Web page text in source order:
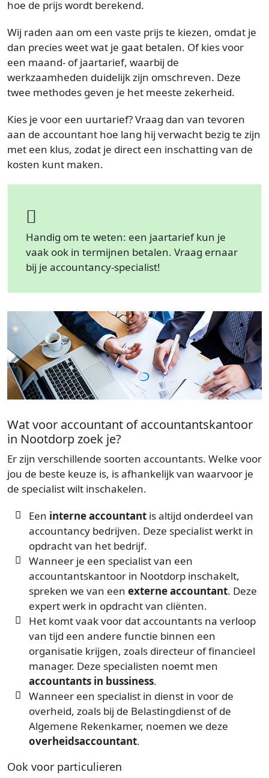
hoe de prijs wordt berekend.
Wij raden aan om een vaste prijs te kiezen, omdat je
dan precies weet wat je gaat betalen. Of kies voor
een maand- of jaartarief, waarbij de
werkzaamheden duidelijk zijn omschreven. Deze
twee methodes geven je het meeste zekerheid.
Kies je voor een uurtarief? Vraag dan van tevoren
aan de accountant hoe lang hij verwacht bezig te zijn
met een klus, zodat je direct een inschatting van de
kosten kunt maken.
Handig om te weten: een jaartarief kun je
vaak ook in termijnen betalen. Vraag ernaar
bij je accountancy-specialist!
Wat voor accountant of accountantskantoor
in Nootdorp zoek je?
Er zijn verschillende soorten accountants. Welke voor
jou de beste keuze is, is afhankelijk van waarvoor je
de specialist wilt inschakelen.
Een interne accountant is altijd onderdeel van
accountancy bedrijven. Deze specialist werkt in
opdracht van het bedrijf.
Wanneer je een specialist van een
accountantskantoor in Nootdorp inschakelt,
spreken we van eenexterne accountant. Deze
expert werk in opdracht van cliënten.
Het komt vaak voor dat accountants na verloop
van tijd een andere functie binnen een
organisatie krijgen, zoals directeur of financieel
manager. Deze specialisten noemt men
accountants in bussiness.
Wanneer een specialist in dienst in voor de
overheid, zoals bij de Belastingdienst of de
Algemene Rekenkamer, noemen we deze
overheidsaccountant.
Ook voor particulieren